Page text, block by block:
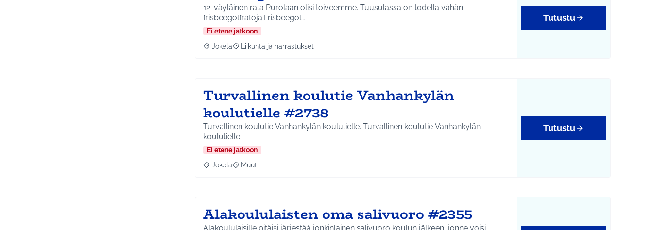
12-väyläinen rata Purolaan olisi toiveemme. Tuusulassa on todella vähän
frisbeegolfratoja.Frisbeegol…
Ei etene jatkoon
Rajaa tulokset aihepiirin mukaan: Jokela
Jokela Rajaa tulokset teeman mukaan: Liikunta ja harrastukset
Liikunta ja harrastukset
Tutustu
Turvallinen koulutie Vanhankylän
koulutielle #2738
Turvallinen koulutie Vanhankylän koulutielle. Turvallinen koulutie Vanhankylän
koulutielle
Ei etene jatkoon
Rajaa tulokset aihepiirin mukaan: Jokela
Jokela Rajaa tulokset teeman mukaan: Muut
Muut
Tutustu
Alakoululaisten oma salivuoro #2355
Alakoululaisille pitäisi järjestää jonkinlainen salivuoro koulun jälkeen, jonne voisi